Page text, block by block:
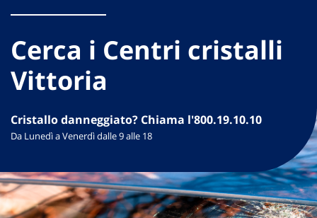
Cerca i Centri cristalli
Vittoria
Cristallo danneggiato? Chiama l'800.19.10.10
Da Lunedì a Venerdì dalle 9 alle 18